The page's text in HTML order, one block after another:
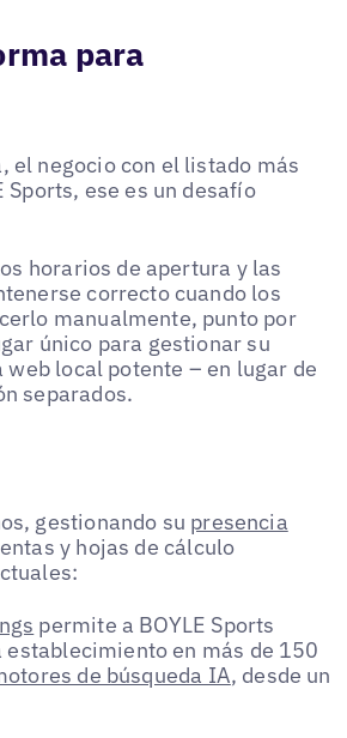
para
el negocio con el listado más
ese es un desafío
horarios de apertura y las
correcto cuando los
manualmente, punto por
único para gestionar su
local potente – en lugar de
separados.
gestionando su presencia
y hojas de cálculo
permite a BOYLE Sports
en más de 150
de búsqueda IA, desde un